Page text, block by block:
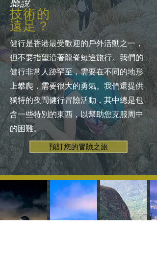
聽說
技術的
遠足？
健行是香港最受歡迎的戶外活動之一，
但不要指望沿著龍脊短途旅行。我們的
健行非常人跡罕至，需要在不同的地形
上攀爬，需要很大的勇氣。我們還提供
獨特的夜間健行冒險活動，其中總是包
含一些特別的東西，以幫助您克服周中
的困難。
預訂您的冒險之旅